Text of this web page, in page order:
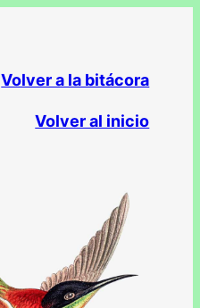
Volver a la bitácora
Volver al inicio